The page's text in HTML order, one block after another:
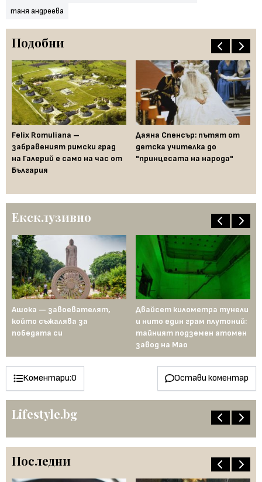
таня андреева
Подобни
Felix Romuliana –
забравеният римски град
на Галерий е само на час от
България
Даяна Спенсър: пътят от
детска учителка до
"принцесата на народа"
Ексклузивно
Ашока — завоевателят,
който съжалява за
победата си
Двайсет километра тунели
и нито един грам плутоний:
тайният подземен атомен
завод на Мао
Коментари:0 Остави коментар
Lifestyle.bg
Последни